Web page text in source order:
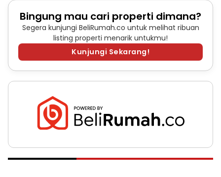
Bingung mau cari properti dimana?
Segera kunjungi BeliRumah.co untuk melihat ribuan
listing properti menarik untukmu!
Kunjungi Sekarang!